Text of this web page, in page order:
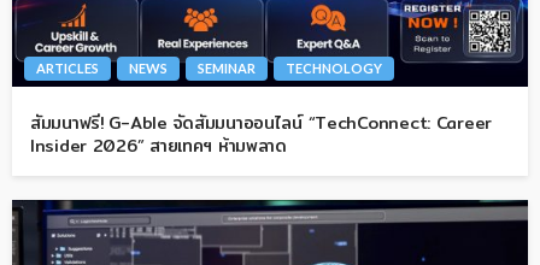
ARTICLES NEWS SEMINAR TECHNOLOGY
สัมมนาฟรี! G-Able จัดสัมมนาออนไลน์ “TechConnect: Career
Insider 2026” สายเทคฯ ห้ามพลาด